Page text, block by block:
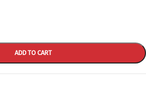
ADD TO CART